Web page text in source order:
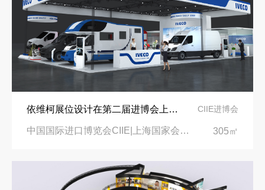
依维柯展位设计在第二届进博会上吸引万千瞩目 CIIE进博会
中国国际进口博览会CIIE|上海国家会展中心 305㎡